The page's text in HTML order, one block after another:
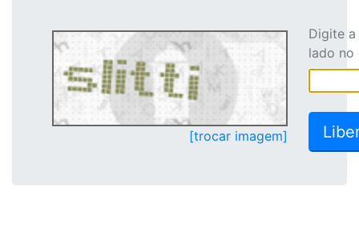
[trocar imagem]
Digite
lado no